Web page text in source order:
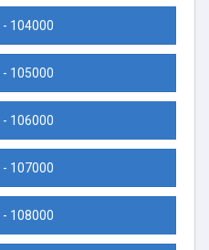
104000
105000
106000
107000
108000